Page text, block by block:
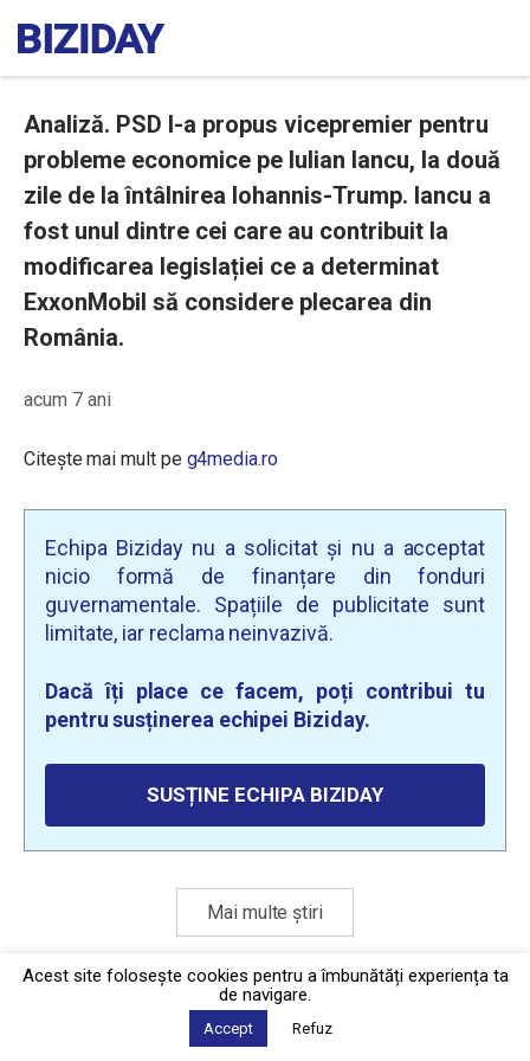
Analiză. PSD l-a propus vicepremier pentru
probleme economice pe Iulian Iancu, la două
zile de la întâlnirea Iohannis-Trump. Iancu a
fost unul dintre cei care au contribuit la
modificarea legislației ce a determinat
ExxonMobil să considere plecarea din
România.
acum 7 ani
Citește mai mult pe g4media.ro
Echipa Biziday nu a solicitat și nu a acceptat
nicio formă de finanțare din fonduri
guvernamentale. Spațiile de publicitate sunt
limitate, iar reclama neinvazivă.
Dacă îți place ce facem, poți contribui tu
pentru susținerea echipei Biziday.
SUSȚINE ECHIPA BIZIDAY
Mai multe știri
Politica de confidențialitate
2026 © Biziday
Acest site foloseşte cookies pentru a îmbunătăți experiența ta
de navigare.
Accept Refuz